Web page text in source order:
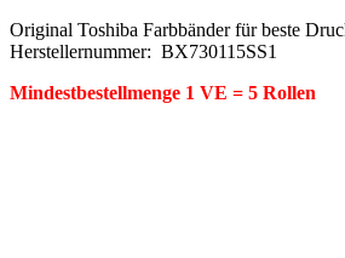
Original Toshiba Farbbänder für beste
Herstellernummer: BX730115SS1
Mindestbestellmenge 1 VE = 5 Rollen